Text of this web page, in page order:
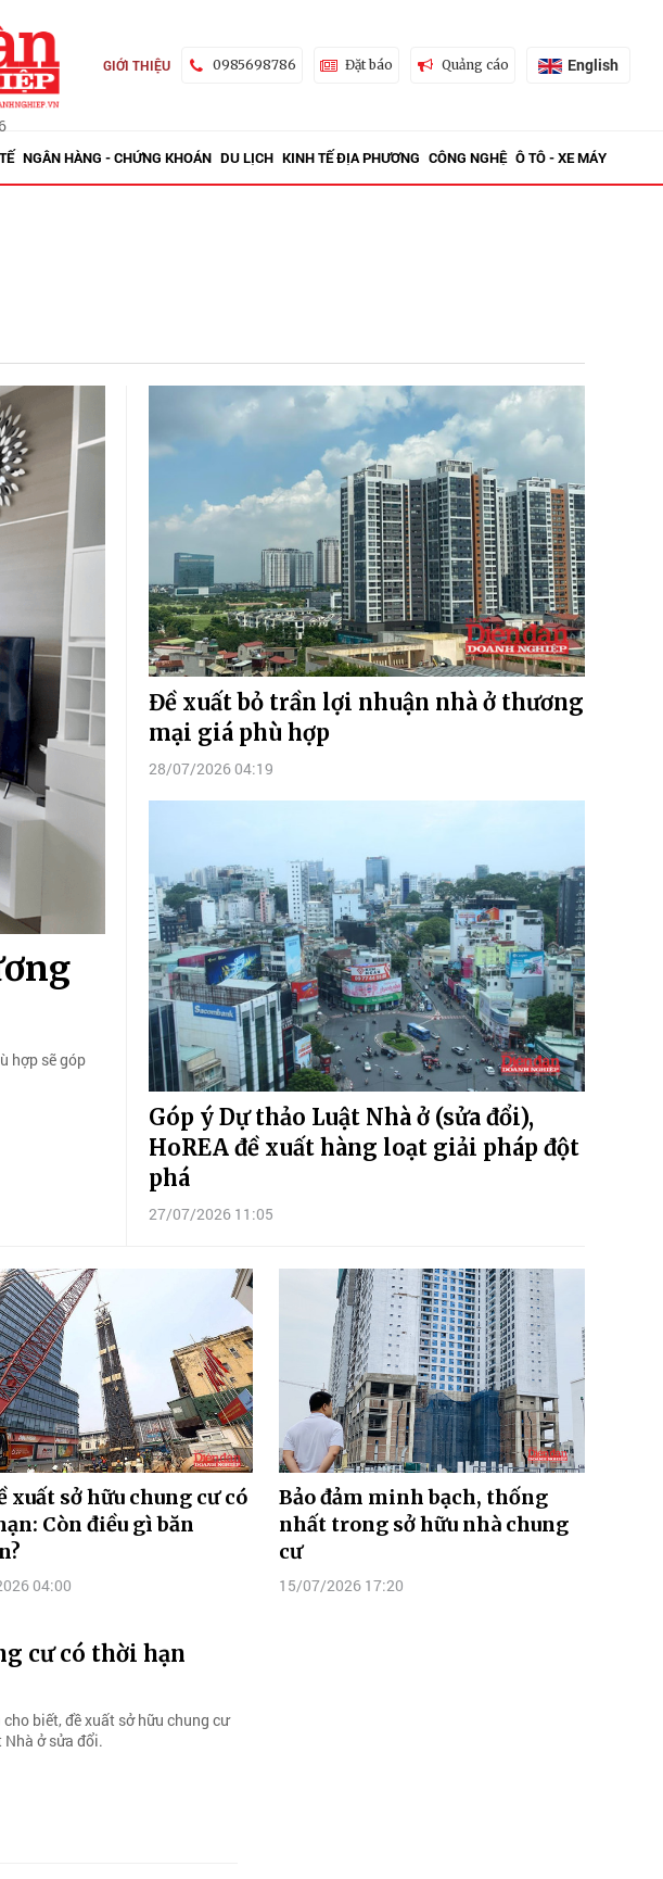
GIỚI THIỆU 0985698786 Đặt báo Quảng cáo English
NGÂN HÀNG - CHỨNG KHOÁN DU LỊCH KINH TẾ ĐỊA PHƯƠNG CÔNG NGHỆ Ô TÔ - XE MÁY
hợp sẽ góp
Đề xuất bỏ trần lợi nhuận nhà ở thương
mại giá phù hợp
28/07/2026 04:19
Góp ý Dự thảo Luật Nhà ở (sửa đổi),
HoREA đề xuất hàng loạt giải pháp đột
phá
27/07/2026 11:05
xuất sở hữu chung cư có
Còn điều gì băn
04:00
Bảo đảm minh bạch, thống
nhất trong sở hữu nhà chung
cư
15/07/2026 17:20
cư có thời hạn
biết, đề xuất sở hữu chung cư
ở sửa đổi.